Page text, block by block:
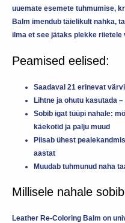
uuemate esemete tuhmumise,
Balm imendub täielikult nahka,
ilma et see jätaks plekke riietele
Peamised eelised:
Saadaval 21 erinevat
Lihtne ja ohutu kasutada
Sobib igat tüüpi nahale:
käekotid ja palju muud
Piisab ühest
aastat
Muudab tuhmunud naha
Millisele nahale
Leather Re-Coloring Balm on